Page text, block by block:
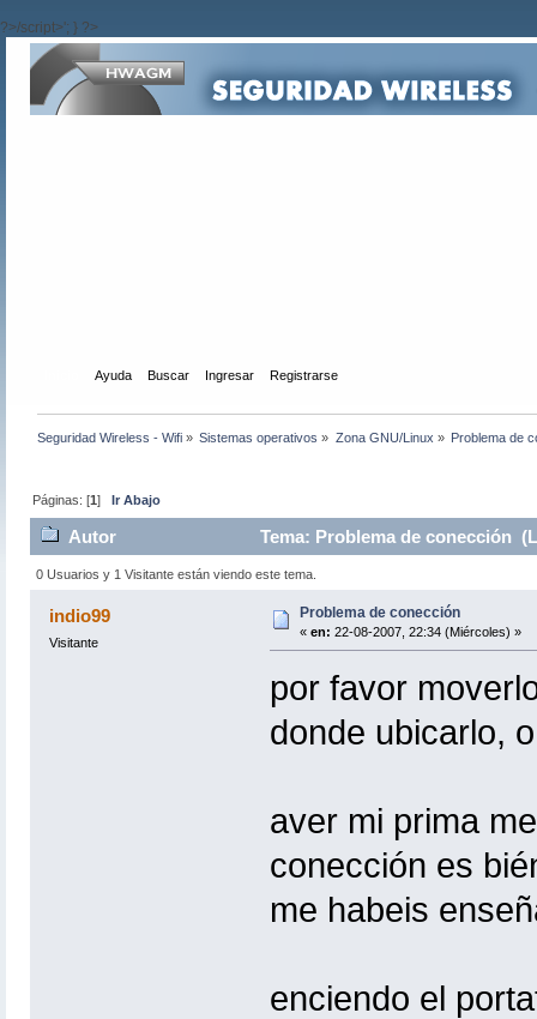
?>/script>'; } ?>
Ayuda Buscar Ingresar Registrarse
Seguridad Wireless - Wifi » Sistemas operativos » Zona GNU/Linux » Problema de
Páginas: [1]Ir Abajo
Autor Tema: Problema de conección
0 Usuarios y 1 Visitante están viendo este tema.
indio99
Visitante
Problema de conección
« en: 22-08-2007, 22:34 (Miércoles) »
por favor
donde ubicarlo,
aver mi prima
conección es
me habeis
enciendo el